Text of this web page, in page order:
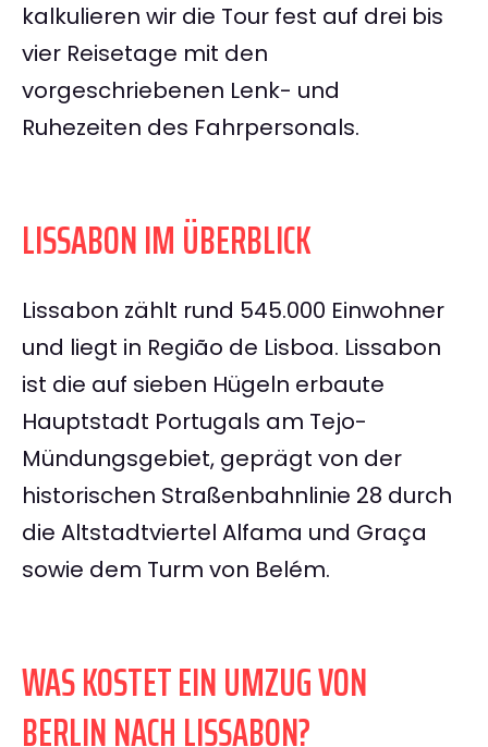
kalkulieren wir die Tour fest auf drei bis
vier Reisetage mit den
vorgeschriebenen Lenk- und
Ruhezeiten des Fahrpersonals.
LISSABON IM ÜBERBLICK
Lissabon zählt rund 545.000 Einwohner
und liegt in Região de Lisboa. Lissabon
ist die auf sieben Hügeln erbaute
Hauptstadt Portugals am Tejo-
Mündungsgebiet, geprägt von der
historischen Straßenbahnlinie 28 durch
die Altstadtviertel Alfama und Graça
sowie dem Turm von Belém.
WAS KOSTET EIN UMZUG VON
BERLIN NACH LISSABON?